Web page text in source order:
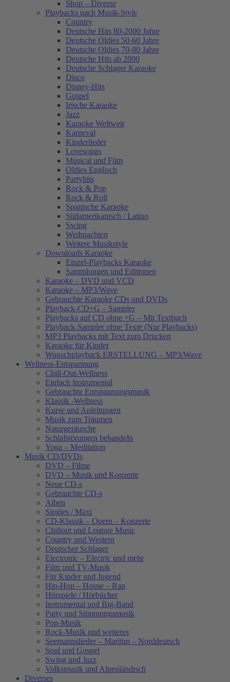
Shop – Diverse
Playbacks nach Musik-Style
Country
Deutsche Hits 80-2000 Jahre
Deutsche Oldies 50-60 Jahre
Deutsche Oldies 70-80 Jahre
Deutsche Hits ab 2000
Deutsche Schlager Karaoke
Disco
Disney-Hits
Gospel
Irische Karaoke
Jazz
Karaoke Weltweit
Karneval
Kinderlieder
Lovesongs
Musical und Film
Oldies Englisch
Partyhits
Rock & Pop
Rock & Roll
Spanische Karaoke
Südamerikanisch / Latino
Swing
Weihnachten
Weitere Musikstyle
Downloads Karaoke
Einzel-Playbacks Karaoke
Sammlungen und Editionen
Karaoke – DVD und VCD
Karaoke – MP3/Wave
Gebrauchte Karaoke CDs und DVDs
Playback-CD+G – Sampler
Playbacks auf CD ohne +G – Mit Textbuch
Playback-Sampler ohne Texte (Nur Playbacks)
MP3 Playbacks mit Text zum Drucken
Karaoke für Kinder
Wunschplayback ERSTELLUNG – MP3/Wave
Wellness-Entspannung
Chill-Out-Wellness
Einfach Instrumental
Gebrauchte Entspannungsmusik
Klassik -Wellness
Kurse und Anleitungen
Musik zum Träumen
Naturgeräusche
Schlafstörungen behandeln
Yoga – Meditation
Musik CD/DVDs
DVD – Filme
DVD – Musik und Konzerte
Neue CD-s
Gebrauchte CD-s
Alben
Singles / Maxi
CD-Klassik – Opern – Konzerte
Chillout und Lounge Music
Country und Western
Deutscher Schlager
Electronic – Electric und mehr
Film und TV-Musik
Für Kinder und Jugend
Hip-Hop – House – Rap
Hörspiele / Hörbücher
Instrumental und Big-Band
Party und Stimmungsmusik
Pop-Musik
Rock-Musik und weiteres
Seemannslieder – Maritim – Norddeutsch
Soul und Gospel
Swing und Jazz
Volksmusik und Alpenländisch
Diverses